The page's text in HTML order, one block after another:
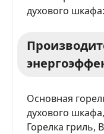
духового шкафа
Основная
духового
Горелка гриль,
Я даю согласие
данных в
площадки